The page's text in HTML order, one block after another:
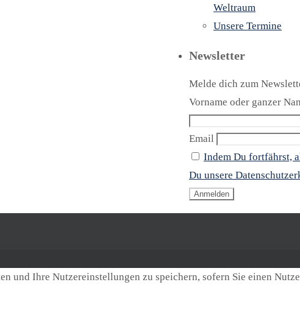
Weltraum
Unsere Termine
Newsletter
Melde dich zum
Vorname oder ganzer
Email
Indem Du fortfährst,
Du unsere
und Ihre Nutzereinstellungen zu speichern, sofern Sie einen